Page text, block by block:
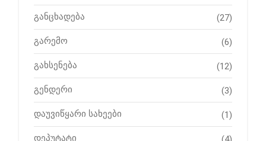
განცხადება (27)
გარემო (6)
გახსენება (12)
გენდერი (3)
დაუვიწყარი სახეები (1)
დეპუტატი